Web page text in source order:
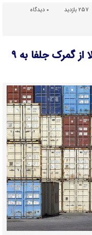
257 بازدید دیدگاه
صادرات ۴۵.۵ میلیون دلاری کالا از گمرک جلفا به ۹